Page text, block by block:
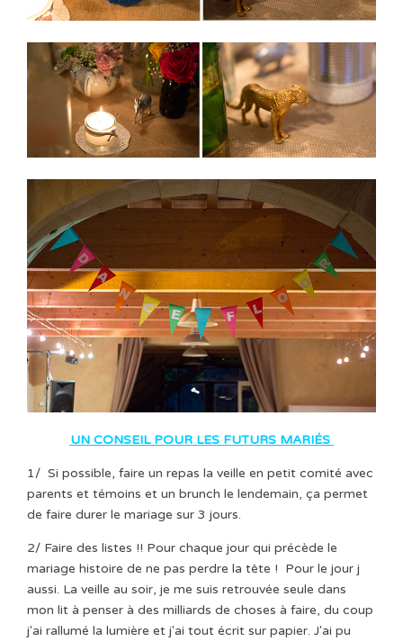
UN CONSEIL POUR LES FUTURS MARIÉS
1/ Si possible, faire un repas la veille en petit comité avec
parents et témoins et un brunch le lendemain, ça permet
de faire durer le mariage sur 3 jours.
2/ Faire des listes !! Pour chaque jour qui précède le
mariage histoire de ne pas perdre la tête ! Pour le jour j
aussi. La veille au soir, je me suis retrouvée seule dans
mon lit à penser à des milliards de choses à faire, du coup
j'ai rallumé la lumière et j'ai tout écrit sur papier. J'ai pu